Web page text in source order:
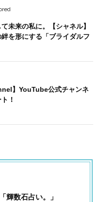
未来の私に。【シャネル】
を形にする「ブライダルフ
】YouTube公式チャンネ
！
輝数石占い。」